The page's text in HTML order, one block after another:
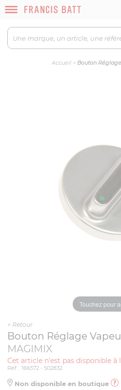
Accueil > Bouton
Touchez pour
< Retour
Bouton Réglage
MAGIMIX
Cet article n'est pas disponible à
Réf. : 166572 - 502832
Non disponible en boutique